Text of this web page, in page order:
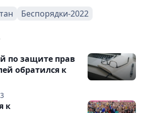
Беспорядки-2022
по защите прав
обратился к
к